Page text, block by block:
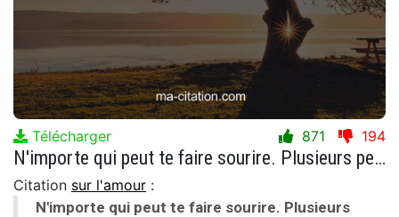
Télécharger 871 194
N'importe qui peut te faire sourire. Plusieurs peuvent te faire pleurer. Mais faut une personne vraiment spÃ©ciale pour te faire sourire avec des larmes dans les yeux.
Citation sur l'amour :
N'importe qui peut te faire sourire. Plusieurs